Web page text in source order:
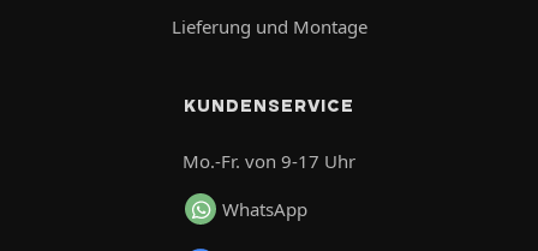
Lieferung und Montage
KUNDENSERVICE
Mo.-Fr. von 9-17 Uhr
WhatsApp